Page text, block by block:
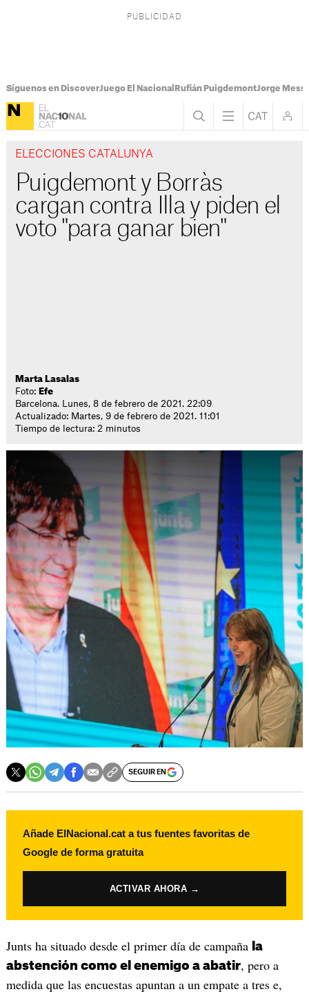
Síguenos en DiscoverJuego El Nacional Rufián PuigdemontJorge Messi
ELECCIONES CATALUNYA
Puigdemont y Borràs
cargan contra Illa y piden el
voto "para ganar bien"
Marta Lasalas
Foto: Efe
Barcelona. Lunes, 8 de febrero de 2021. 22:09
Actualizado: Martes, 9 de febrero de 2021. 11:01
Tiempo de lectura: 2 minutos
SEGUIR EN
Añade ElNacional.cat a tus fuentes favoritas de
Google de forma gratuita
ACTIVAR AHORA →
Junts ha situado desde el primer día de campaña la
abstención como el enemigo a abatir, pero a
medida que las encuestas apuntan a un empate a tres e,